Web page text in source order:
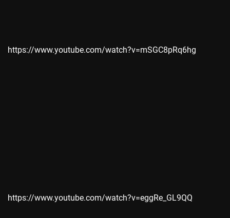
https://www.youtube.com/watch?v=mSGC8pRq6hg
https://www.youtube.com/watch?v=eggRe_GL9QQ